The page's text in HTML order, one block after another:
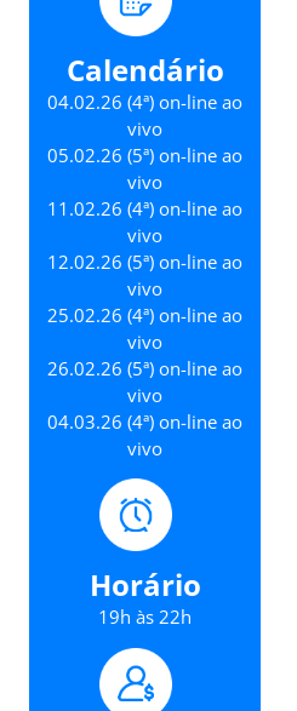
Calendário
04.02.26 (4ª) on-line ao
vivo
05.02.26 (5ª) on-line ao
vivo
11.02.26 (4ª) on-line ao
vivo
12.02.26 (5ª) on-line ao
vivo
25.02.26 (4ª) on-line ao
vivo
26.02.26 (5ª) on-line ao
vivo
04.03.26 (4ª) on-line ao
vivo
Horário
19h às 22h